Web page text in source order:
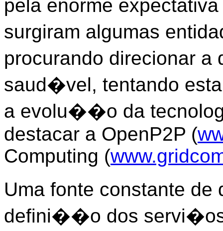
pela enorme
surgiram algumas
procurando direcionar
saud�vel, tentando
a evolu��o da
destacar a OpenP2P (
Computing (
Uma fonte constante
defini��o dos